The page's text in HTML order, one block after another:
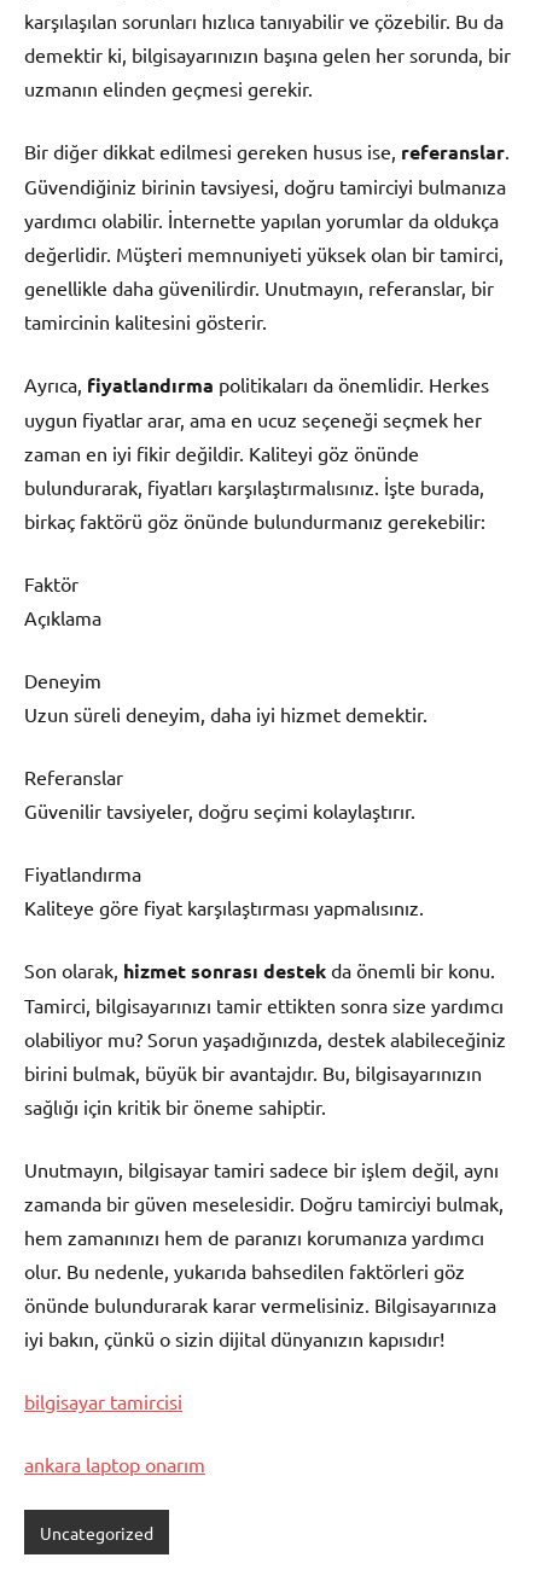
karşılaşılan sorunları hızlıca tanıyabilir ve çözebilir. Bu da
demektir ki, bilgisayarınızın başına gelen her sorunda, bir
uzmanın elinden geçmesi gerekir.
Bir diğer dikkat edilmesi gereken husus ise, referanslar.
Güvendiğiniz birinin tavsiyesi, doğru tamirciyi bulmanıza
yardımcı olabilir. İnternette yapılan yorumlar da oldukça
değerlidir. Müşteri memnuniyeti yüksek olan bir tamirci,
genellikle daha güvenilirdir. Unutmayın, referanslar, bir
tamircinin kalitesini gösterir.
Ayrıca, fiyatlandırma politikaları da önemlidir. Herkes
uygun fiyatlar arar, ama en ucuz seçeneği seçmek her
zaman en iyi fikir değildir. Kaliteyi göz önünde
bulundurarak, fiyatları karşılaştırmalısınız. İşte burada,
birkaç faktörü göz önünde bulundurmanız gerekebilir:
Faktör
Açıklama
Deneyim
Uzun süreli deneyim, daha iyi hizmet demektir.
Referanslar
Güvenilir tavsiyeler, doğru seçimi kolaylaştırır.
Fiyatlandırma
Kaliteye göre fiyat karşılaştırması yapmalısınız.
Son olarak, hizmet sonrası destek da önemli bir konu.
Tamirci, bilgisayarınızı tamir ettikten sonra size yardımcı
olabiliyor mu? Sorun yaşadığınızda, destek alabileceğiniz
birini bulmak, büyük bir avantajdır. Bu, bilgisayarınızın
sağlığı için kritik bir öneme sahiptir.
Unutmayın, bilgisayar tamiri sadece bir işlem değil, aynı
zamanda bir güven meselesidir. Doğru tamirciyi bulmak,
hem zamanınızı hem de paranızı korumanıza yardımcı
olur. Bu nedenle, yukarıda bahsedilen faktörleri göz
önünde bulundurarak karar vermelisiniz. Bilgisayarınıza
iyi bakın, çünkü o sizin dijital dünyanızın kapısıdır!
bilgisayar tamircisi
ankara laptop onarım
Uncategorized